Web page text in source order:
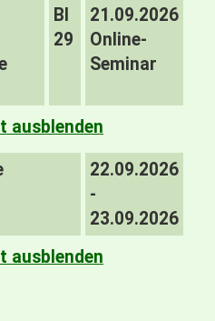
BI
29
21.09.2026
Online-
Seminar
ausblenden
22.09.2026
-
23.09.2026
ausblenden